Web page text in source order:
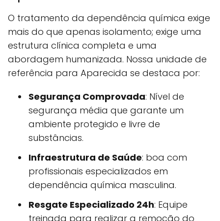
O tratamento da dependência química exige
mais do que apenas isolamento; exige uma
estrutura clínica completa e uma
abordagem humanizada. Nossa unidade de
referência para Aparecida se destaca por:
Segurança Comprovada: Nível de
segurança média que garante um
ambiente protegido e livre de
substâncias.
Infraestrutura de Saúde: boa com
profissionais especializados em
dependência química masculina.
Resgate Especializado 24h: Equipe
treinada para realizar a remoção do